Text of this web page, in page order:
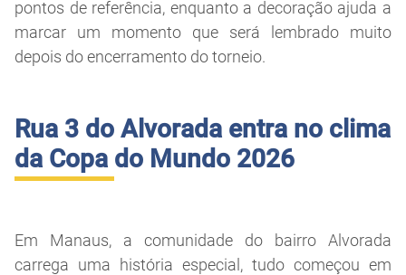
pontos de referência, enquanto a decoração ajuda a
marcar um momento que será lembrado muito
depois do encerramento do torneio.
Rua 3 do Alvorada entra no clima
da Copa do Mundo 2026
Em Manaus, a comunidade do bairro Alvorada
carrega uma história especial, tudo começou em